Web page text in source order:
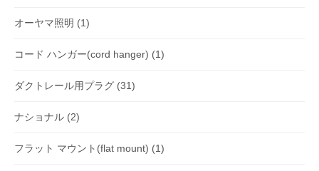
オーヤマ照明 (1)
コード ハンガー(cord hanger) (1)
ダクトレール用プラグ (31)
ナショナル (2)
フラット マウント(flat mount) (1)